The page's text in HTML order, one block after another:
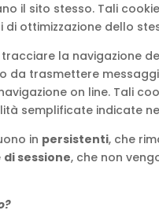
il sito stesso. Tali
ottimizzazione dello
tracciare la navigazione
da trasmettere
on line. Tali
semplificate indicate
in persistenti, che
di sessione, che non